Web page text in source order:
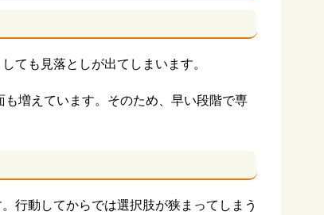
ても見落としが出てしまいます。
増えています。そのため、早い段階で専
行動してからでは選択肢が狭まってしまう